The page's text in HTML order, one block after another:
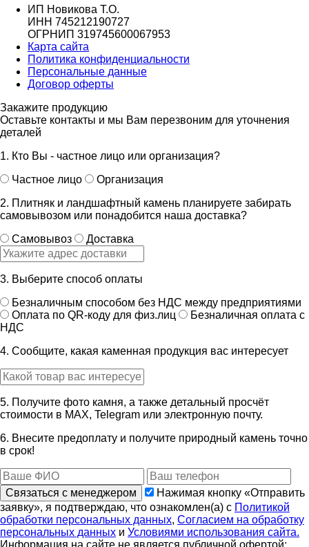
ИП Новикова Т.О.
ИНН 745212190727
ОГРНИП 319745600067953
Карта сайта
Политика конфиденциальности
Персональные данные
Договор оферты
Закажите продукцию
Оставьте контакты и мы Вам перезвоним для уточнения
деталей
1. Кто Вы - частное лицо или организация?
Частное лицо
Организация
2. Плитняк и ландшафтный камень планируете забирать
самовывозом или понадобится наша доставка?
Самовывоз
Доставка
3. Выберите способ оплаты
Безналичным способом без НДС между предприятиями
Оплата по QR-коду для физ.лиц
Безналичная оплата с
НДС
4. Сообщите, какая каменная продукция вас интересует
5. Получите фото камня, а также детальный просчёт
стоимости в MAX, Telegram или электронную почту.
6. Внесите предоплату и получите природный камень точно
в срок!
Связаться с менеджером
Нажимая кнопку «Отправить
заявку», я подтверждаю, что ознакомлен(а) с Политикой
обработки персональных данных, Согласием на обработку
персональных данных и Условиями использования сайта.
Информация на сайте не является публичной офертой;